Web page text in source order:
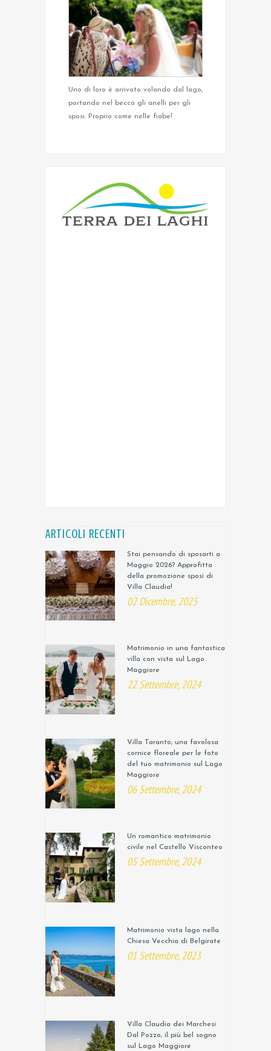
Uno di loro è arrivato volando dal lago,
portando nel becco gli anelli per gli
sposi. Proprio come nelle fiabe!
ARTICOLI RECENTI
Stai pensando di sposarti a
Maggio 2026? Approfitta
della promozione sposi di
Villa Claudia!
02 Dicembre, 2025
Matrimonio in una fantastica
villa con vista sul Lago
Maggiore
22 Settembre, 2024
Villa Taranto, una favolosa
cornice floreale per le foto
del tuo matrimonio sul Lago
Maggiore
06 Settembre, 2024
Un romantico matrimonio
civile nel Castello Visconteo
05 Settembre, 2024
Matrimonio vista lago nella
Chiesa Vecchia di Belgirate
01 Settembre, 2023
Villa Claudia dei Marchesi
Dal Pozzo, il più bel sogno
sul Lago Maggiore